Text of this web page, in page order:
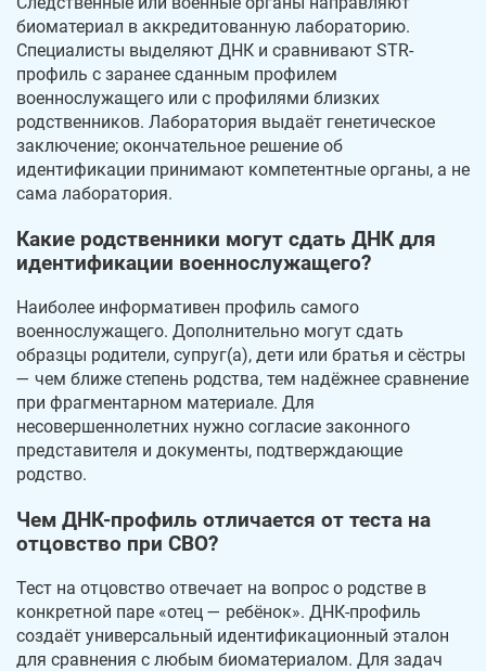
биоматериал в аккредитованную лабораторию.
Специалисты выделяют ДНК и сравнивают STR-
профиль с заранее сданным профилем
военнослужащего или с профилями близких
родственников. Лаборатория выдаёт генетическое
заключение; окончательное решение об
идентификации принимают компетентные органы, а не
сама лаборатория.
Какие родственники могут сдать ДНК для
идентификации военнослужащего?
Наиболее информативен профиль самого
военнослужащего. Дополнительно могут сдать
образцы родители, супруг(а), дети или братья и сёстры
— чем ближе степень родства, тем надёжнее сравнение
при фрагментарном материале. Для
несовершеннолетних нужно согласие законного
представителя и документы, подтверждающие
родство.
Чем ДНК-профиль отличается от теста на
отцовство при СВО?
Тест на отцовство отвечает на вопрос о родстве в
конкретной паре «отец — ребёнок». ДНК-профиль
создаёт универсальный идентификационный эталон
для сравнения с любым биоматериалом. Для задач